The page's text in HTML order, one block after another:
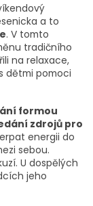
a to
. V tomto
tradičního
na relaxace,
dětmi pomoci
formou
zdrojů pro
energii do
sebou.
U dospělých
jeho